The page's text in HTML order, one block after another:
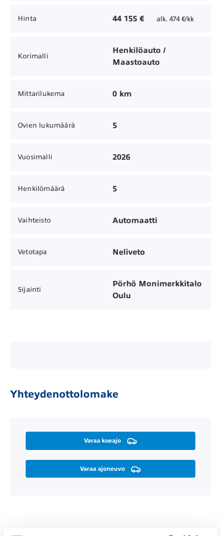
Hinta 44 155 € alk. 474 €/kk
Korimalli
Henkilöauto /
Maastoauto
Mittarilukema 0 km
Ovien lukumäärä 5
Vuosimalli 2026
Henkilömäärä 5
Vaihteisto Automaatti
Vetotapa Neliveto
Sijainti
Pörhö Monimerkkitalo
Oulu
Yhteydenottolomake
Varaa koeajo
Varaa ajoneuvo